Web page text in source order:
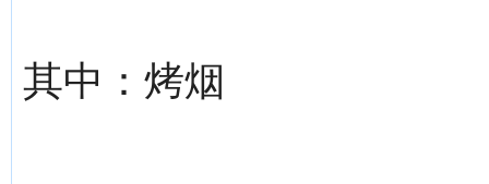
其中：烤烟